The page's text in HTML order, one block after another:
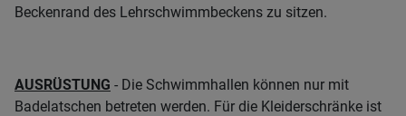
Beckenrand des Lehrschwimmbeckens zu sitzen.
AUSRÜSTUNG - Die Schwimmhallen können nur mit
Badelatschen betreten werden. Für die Kleiderschränke ist